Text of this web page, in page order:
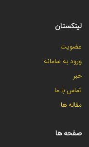
لینکستان
عضویت
ورود به سامانه
خبر
تماس با ما
مقاله ها
صفحه ها